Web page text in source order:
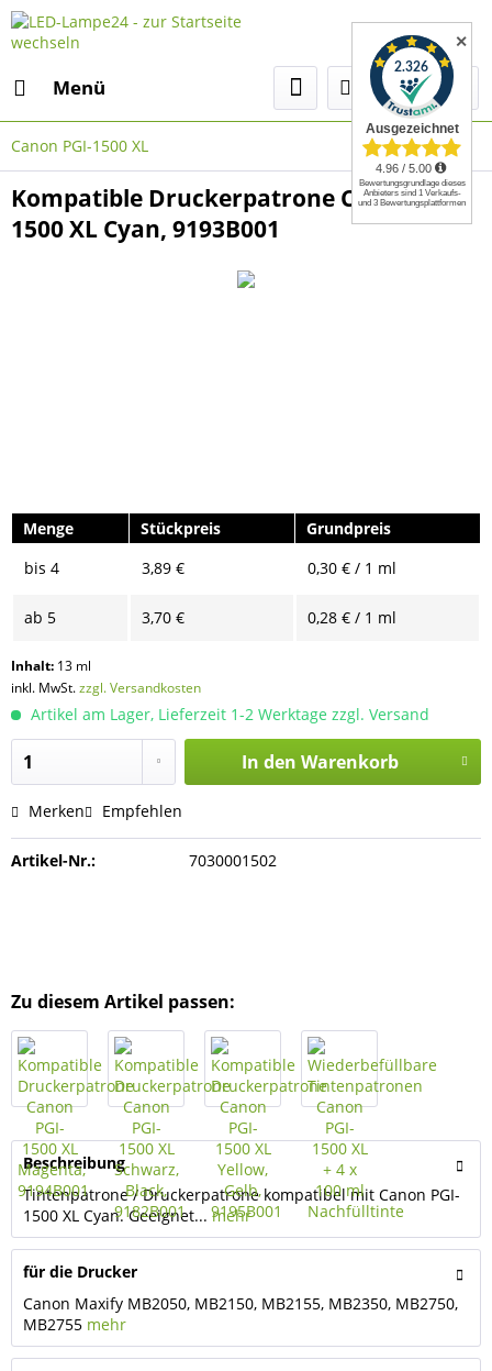
Menü
Canon PGI-1500 XL
Kompatible Druckerpatrone Canon PGI-
1500 XL Cyan, 9193B001
Menge Stückpreis
Grundpreis
bis 4 3,89 € 0,30 € / 1 ml
ab 5 3,70 € 0,28 € / 1 ml
Inhalt: 13 ml
inkl. MwSt.zzgl. Versandkosten
Artikel am Lager, Lieferzeit 1-2 Werktage zzgl. Versand
In den Warenkorb
Merken Empfehlen
Artikel-Nr.: 7030001502
Zu diesem Artikel passen:
Beschreibung
Tintenpatrone / Druckerpatrone kompatibel mit Canon PGI-
1500 XL Cyan. Geeignet... mehr
für die Drucker
Canon Maxify MB2050, MB2150, MB2155, MB2350, MB2750,
MB2755 mehr
✕